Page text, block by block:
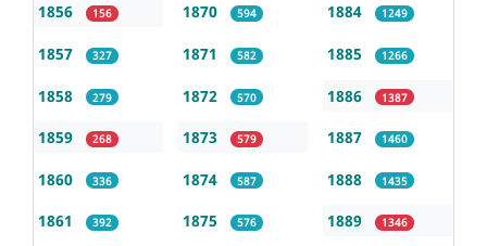
1856 156
1857 327
1858 279
1859 268
1860 336
1861 392
1870 594
1871 582
1872 570
1873 579
1874 587
1875 576
1884 1249
1885 1266
1886 1387
1887 1460
1888 1435
1889 1346